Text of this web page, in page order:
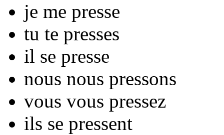
je me presse
tu te presses
il se presse
nous nous pressons
vous vous pressez
ils se pressent